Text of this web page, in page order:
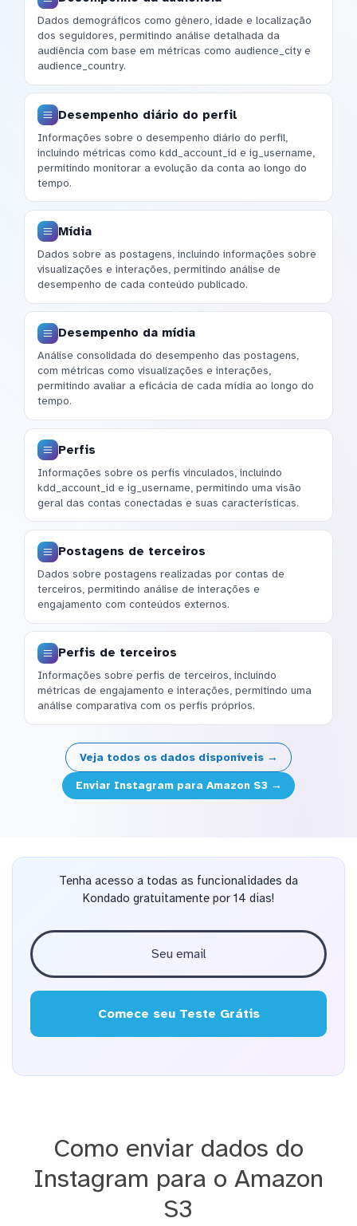
Dados demográficos como gênero, idade e localização
dos seguidores, permitindo análise detalhada da
audiência com base em métricas como audience_city e
audience_country.
Desempenho diário do perfil
Informações sobre o desempenho diário do perfil,
incluindo métricas como kdd_account_id e ig_username,
permitindo monitorar a evolução da conta ao longo do
tempo.
Mídia
Dados sobre as postagens, incluindo informações sobre
visualizações e interações, permitindo análise de
desempenho de cada conteúdo publicado.
Desempenho da mídia
Análise consolidada do desempenho das postagens,
com métricas como visualizações e interações,
permitindo avaliar a eficácia de cada mídia ao longo do
tempo.
Perfis
Informações sobre os perfis vinculados, incluindo
kdd_account_id e ig_username, permitindo uma visão
geral das contas conectadas e suas características.
Postagens de terceiros
Dados sobre postagens realizadas por contas de
terceiros, permitindo análise de interações e
engajamento com conteúdos externos.
Perfis de terceiros
Informações sobre perfis de terceiros, incluindo
métricas de engajamento e interações, permitindo uma
análise comparativa com os perfis próprios.
Veja todos os dados disponíveis →
Enviar Instagram para Amazon S3 →
Tenha acesso a todas as funcionalidades da
Kondado gratuitamente por 14 dias!
Comece seu Teste Grátis
Como enviar dados do
Instagram para o Amazon
S3